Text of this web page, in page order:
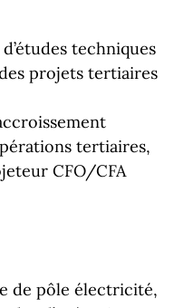
techniques
projets tertiaires
tertiaires,
CFO/CFA
de pôle électricité,